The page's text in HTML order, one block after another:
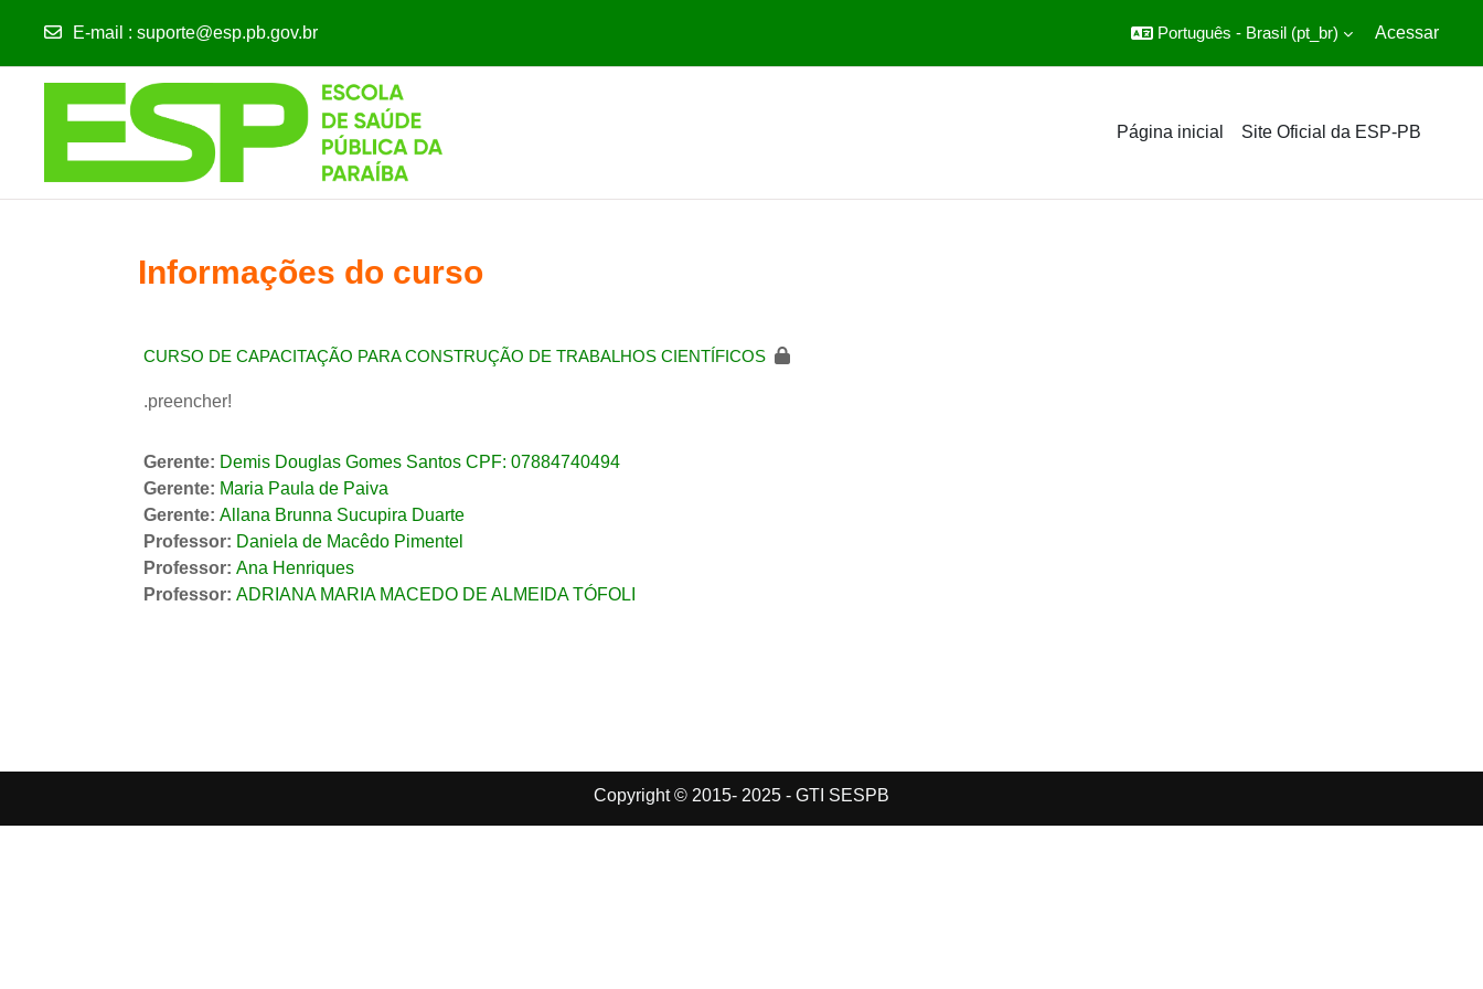
E-mail : suporte@esp.pb.gov.br Português - Brasil ‎(pt_br)‎ Acessar
Página inicial Site Oficial da ESP-PB
Informações do curso
CURSO DE CAPACITAÇÃO PARA CONSTRUÇÃO DE TRABALHOS CIENTÍFICOS
.preencher!
Gerente: Demis Douglas Gomes Santos CPF: 07884740494
Gerente: Maria Paula de Paiva
Gerente: Allana Brunna Sucupira Duarte
Professor: Daniela de Macêdo Pimentel
Professor: Ana Henriques
Professor: ADRIANA MARIA MACEDO DE ALMEIDA TÓFOLI
Copyright © 2015- 2025 - GTI SESPB